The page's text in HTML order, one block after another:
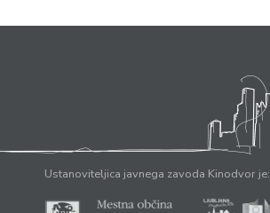
Ustanoviteljica javnega zavoda Kinodvor je: